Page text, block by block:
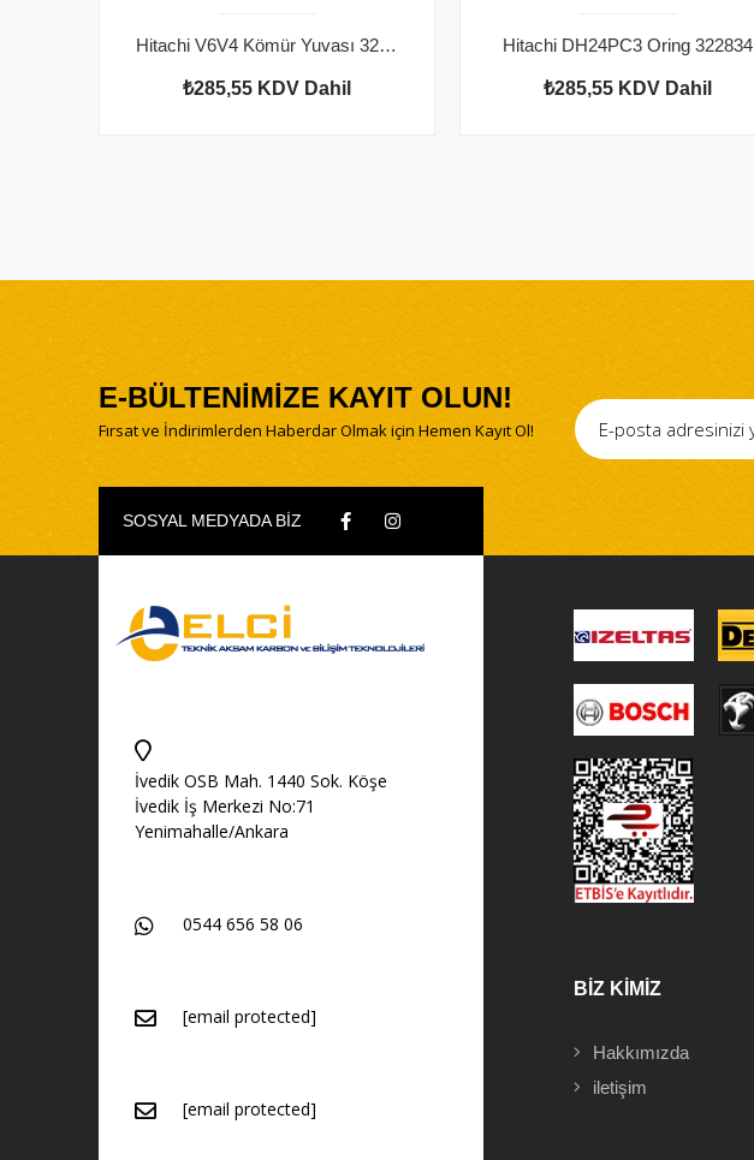
Hitachi V6V4 Kömür Yuvası 323512
₺285,55 KDV Dahil
Hitachi DH24PC3 Oring 322834
₺285,55 KDV Dahil
E-BÜLTENİMİZE KAYIT OLUN!
Fırsat ve İndirimlerden Haberdar Olmak için Hemen Kayıt Ol!
SOSYAL MEDYADA BİZ
İvedik OSB Mah. 1440 Sok. Köşe
İvedik İş Merkezi No:71
Yenimahalle/Ankara
0544 656 58 06
[email protected]
[email protected]
BİZ KİMİZ
Hakkımızda
iletişim